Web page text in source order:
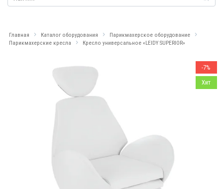
for:
Главная Каталог оборудования
Парикмахерское оборудование
Парикмахерские кресла
Кресло универсальное «LEIDY SUPERIOR»
-7%
Хит